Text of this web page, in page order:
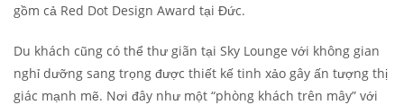
gồm cả Red Dot Design Award tại Đức.
Du khách cũng có thể thư giãn tại Sky Lounge với không gian
nghỉ dưỡng sang trọng được thiết kế tinh xảo gây ấn tượng thị
giác mạnh mẽ. Nơi đây như một “phòng khách trên mây” với